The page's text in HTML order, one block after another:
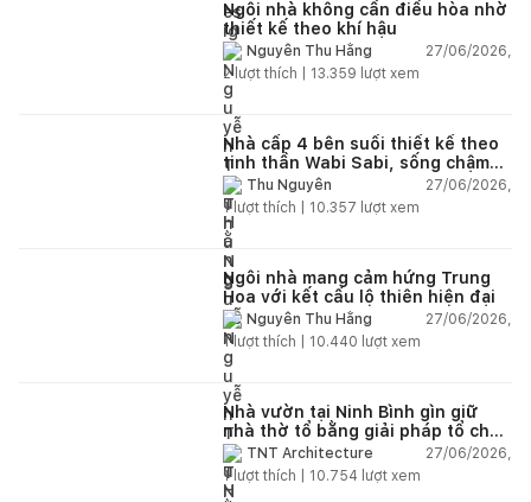
Ngôi nhà không cần điều hòa nhờ
thiết kế theo khí hậu
Nguyễn Thu Hằng
27/06/2026,
2lượt thích | 13.359 lượt xem
Nhà cấp 4 bên suối thiết kế theo
tinh thần Wabi Sabi, sống chậm
giữa thiên nhiên
Thu Nguyễn
27/06/2026,
1lượt thích | 10.357 lượt xem
Ngôi nhà mang cảm hứng Trung
Hoa với kết cấu lộ thiên hiện đại
Nguyễn Thu Hằng
27/06/2026,
1lượt thích | 10.440 lượt xem
Nhà vườn tại Ninh Bình gìn giữ
nhà thờ tổ bằng giải pháp tổ chức
lại không gian
TNT Architecture
27/06/2026,
1lượt thích | 10.754 lượt xem